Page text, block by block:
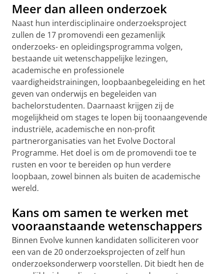
Meer dan alleen onderzoek
Naast hun interdisciplinaire onderzoeksproject
zullen de 17 promovendi een gezamenlijk
onderzoeks- en opleidingsprogramma volgen,
bestaande uit wetenschappelijke lezingen,
academische en professionele
vaardigheidstrainingen, loopbaanbegeleiding en het
geven van onderwijs en begeleiden van
bachelorstudenten. Daarnaast krijgen zij de
mogelijkheid om stages te lopen bij toonaangevende
industriële, academische en non-profit
partnerorganisaties van het Evolve Doctoral
Programme. Het doel is om de promovendi toe te
rusten en voor te bereiden op hun verdere
loopbaan, zowel binnen als buiten de academische
wereld.
Kans om samen te werken met
vooraanstaande wetenschappers
Binnen Evolve kunnen kandidaten solliciteren voor
een van de 20 onderzoeksprojecten of zelf hun
onderzoeksonderwerp voorstellen. Dit biedt hen de